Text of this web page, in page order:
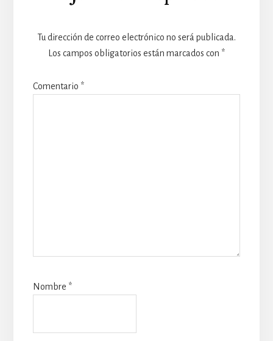
Tu dirección de correo electrónico no será publicada.
Los campos obligatorios están marcados con *
Comentario *
Nombre *